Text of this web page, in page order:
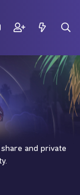
and private